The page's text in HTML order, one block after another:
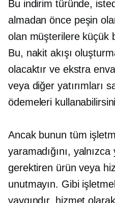
Bu indirim türünde,
almadan önce peşin
olan müşterilere küçük
Bu, nakit akışı
olacaktır ve ekstra
veya diğer yatırımları
ödemeleri
Ancak bunun tüm
yaramadığını,
gerektiren ürün veya
unutmayın. Gibi
yaygındır. hizmet